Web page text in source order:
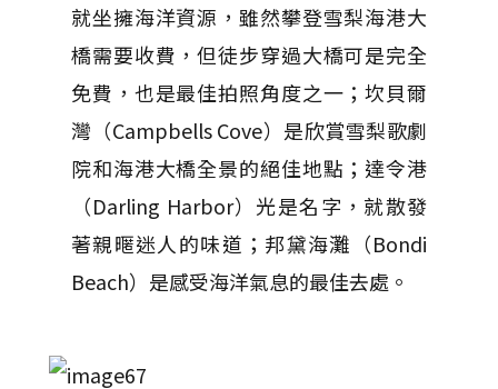
就坐擁海洋資源，雖然攀登雪梨海港大
橋需要收費，但徒步穿過大橋可是完全
免費，也是最佳拍照角度之一；坎貝爾
灣（Campbells Cove）是欣賞雪梨歌劇
院和海港大橋全景的絕佳地點；達令港
（Darling Harbor）光是名字，就散發
著親暱迷人的味道；邦黛海灘（Bondi
Beach）是感受海洋氣息的最佳去處。